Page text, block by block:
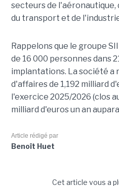
secteurs de l'aéronautique,
du transport et de
Rappelons que le groupe
de 16 000 personnes dans
implantations. La société a
d'affaires de 1,192 milliard
l'exercice 2025/2026 (clos
milliard d'euros un an
Article rédigé par
Benoît Huet
Cet article vous a